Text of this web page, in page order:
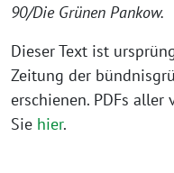
90/Die Grünen Pankow.
Dieser Text ist
Zeitung der
erschienen. PDFs
Sie hier.